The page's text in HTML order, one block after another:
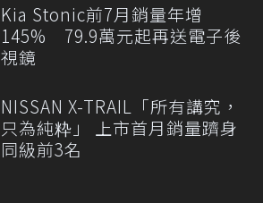
Kia Stonic前7月銷量年增
145% 79.9萬元起再送電子後
視鏡
NISSAN X-TRAIL「所有講究，
只為純粋」 上市首月銷量躋身
同級前3名